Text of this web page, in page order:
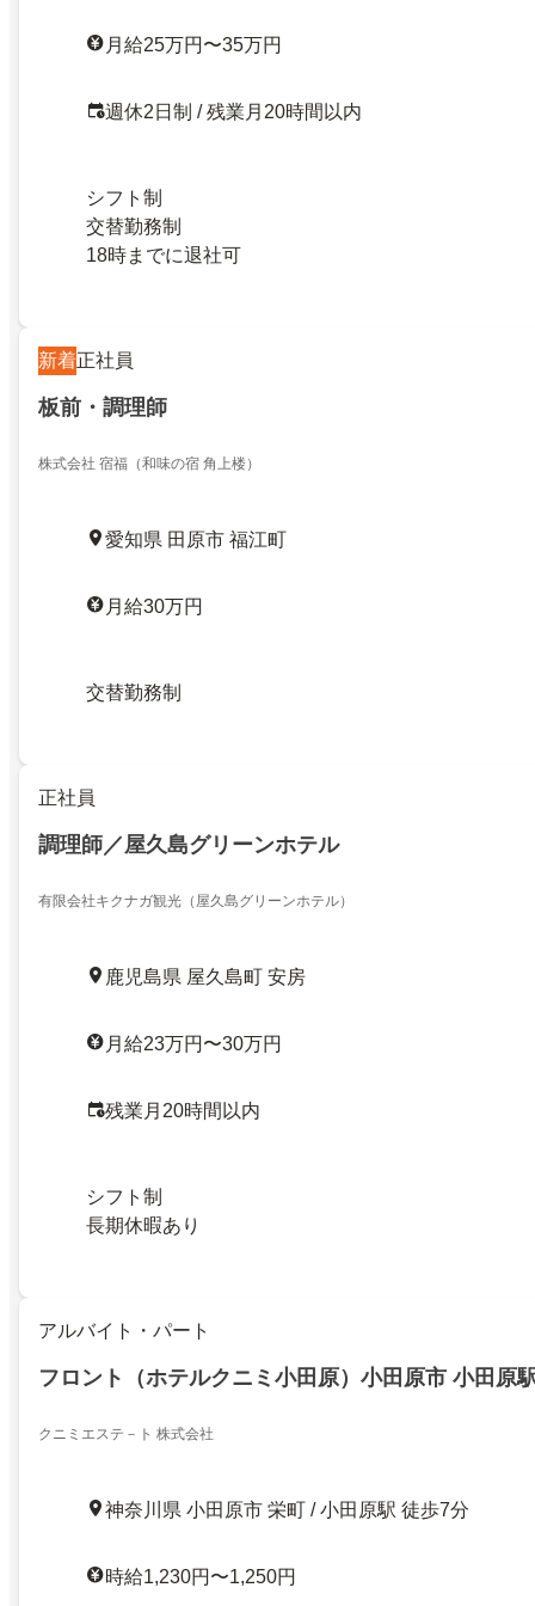
月給25万円〜35万円
週休2日制 / 残業月20時間以内
シフト制
交替勤務制
18時までに退社可
新着正社員
板前・調理師
株式会社 宿福（和味の宿 角上楼）
愛知県 田原市 福江町
月給30万円
交替勤務制
正社員
調理師／屋久島グリーンホテル
有限会社キクナガ観光（屋久島グリーンホテル）
鹿児島県 屋久島町 安房
月給23万円〜30万円
残業月20時間以内
シフト制
長期休暇あり
アルバイト・パート
フロント（ホテルクニミ小田原）小田原市 小田原
クニミエステ－ト 株式会社
神奈川県 小田原市 栄町 / 小田原駅 徒歩7分
時給1,230円〜1,250円